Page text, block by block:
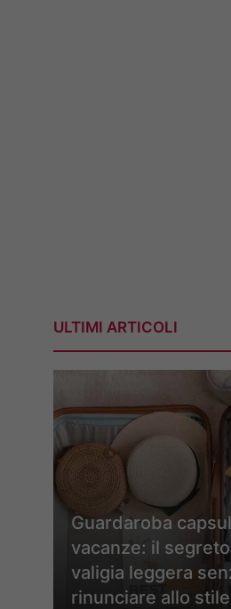
ULTIMI ARTICOLI
Guardaroba
vacanze: il
valigia leggera
rinunciare allo stile